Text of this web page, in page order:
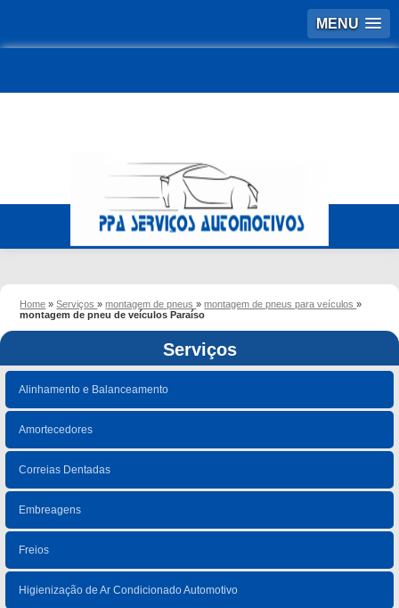
MENU
Home »Serviços»montagem de pneus»montagem de pneus para veículos»
montagem de pneu de veículos Paraíso
Serviços
Alinhamento e Balanceamento
Amortecedores
Correias Dentadas
Embreagens
Freios
Higienização de Ar Condicionado Automotivo